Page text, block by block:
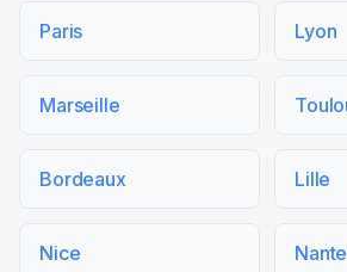
Paris Lyon
Marseille
Bordeaux Lille
Nice